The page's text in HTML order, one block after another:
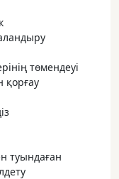
төмендеуі
қорғау
туындаған